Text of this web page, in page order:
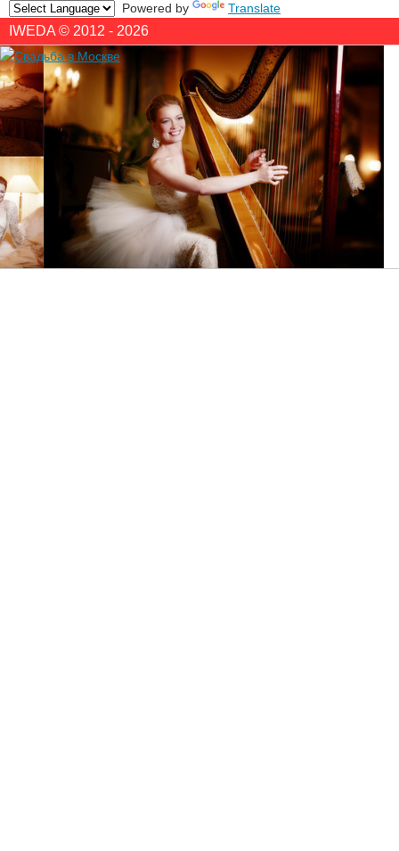
Powered by Translate
IWEDA © 2012 - 2026